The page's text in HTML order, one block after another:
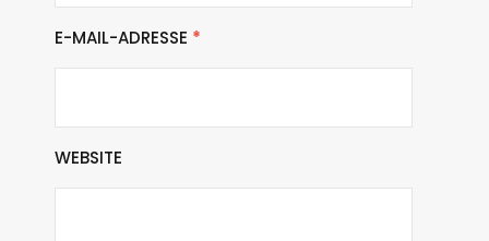
E-MAIL-ADRESSE *
WEBSITE